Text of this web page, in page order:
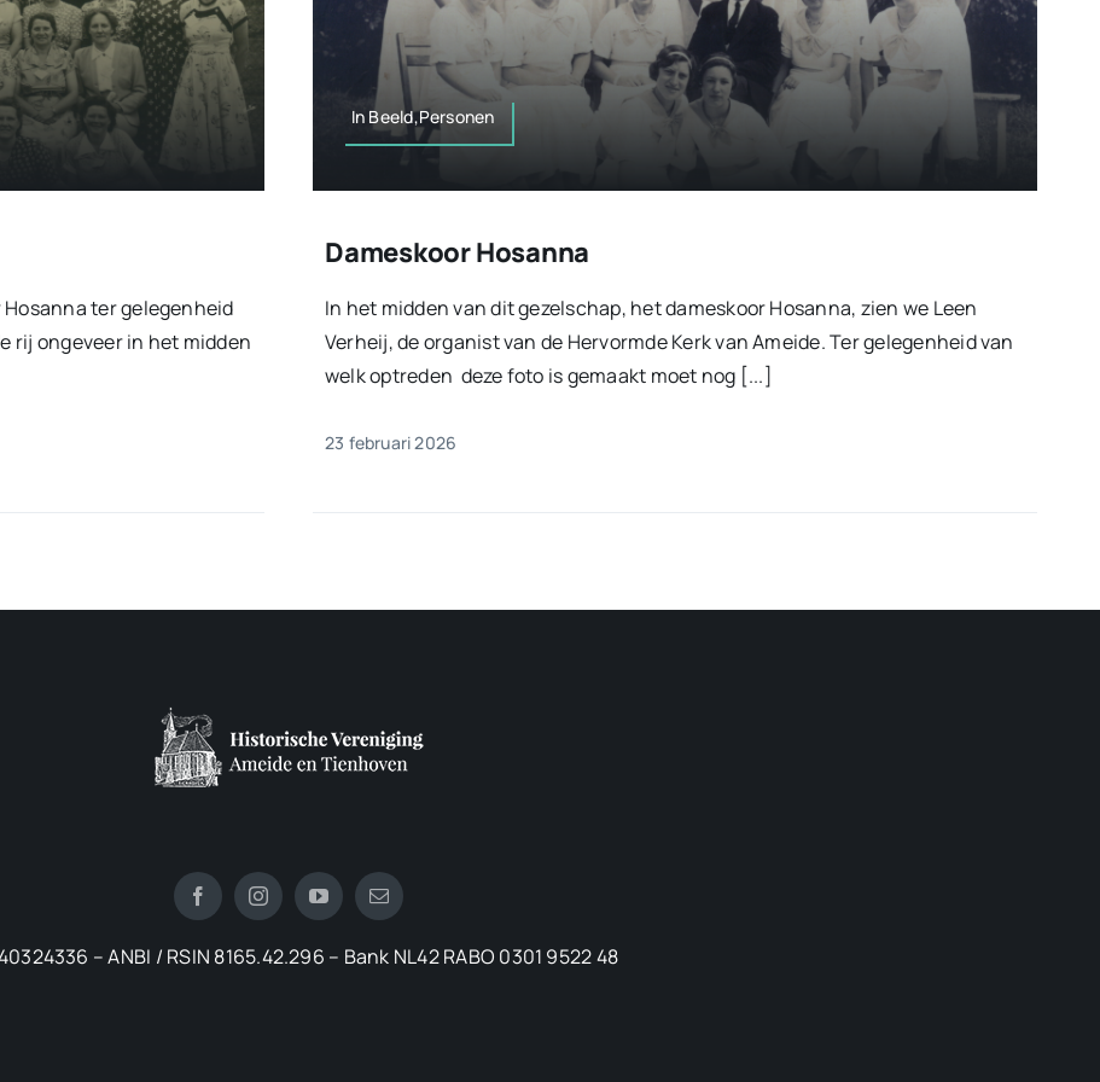
ter gelegenheid
rij ongeveer in het midden
In Beeld,Personen
Dameskoor Hosanna
In het midden van dit gezelschap, het dameskoor Hosanna, zien we Leen
Verheij, de organist van de Hervormde Kerk van Ameide. Ter gelegenheid van
welk optreden deze foto is gemaakt moet nog [...]
23 februari 2026
– ANBI / RSIN 8165.42.296 – Bank NL42 RABO 0301 9522 48